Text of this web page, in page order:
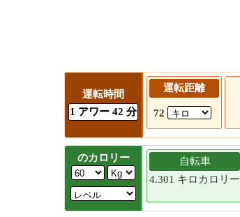
運転時間
1 アワー 42 分
運転距離
72
のカロリー
自転車
4.301 キロカロリー